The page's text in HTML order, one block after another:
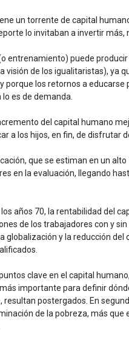
un torrente de capital
lo invitaban a invertir más,
entrenamiento) puede
visión de los igualitaristas), ya
porque los retornos a
es de demanda.
del capital humano
a los hijos, en fin, de disfrutar
que se estiman en un
en la evaluación, llegando
años 70, la rentabilidad del
de los trabajadores con y
globalización y la reducción
clave en el capital
importante para definir
postergados. En
de la pobreza, más